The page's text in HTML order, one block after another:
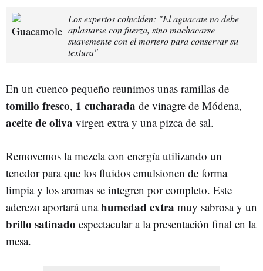
Los expertos coinciden: "El aguacate no debe
aplastarse con fuerza, sino machacarse
suavemente con el mortero para conservar su
textura"
En un cuenco pequeño reunimos unas ramillas de
tomillo fresco, 1 cucharada de vinagre de Módena,
aceite de oliva virgen extra y una pizca de sal.
Removemos la mezcla con energía utilizando un
tenedor para que los fluidos emulsionen de forma
limpia y los aromas se integren por completo. Este
aderezo aportará unahumedad extra muy sabrosa y un
brillo satinado espectacular a la presentación final en la
mesa.